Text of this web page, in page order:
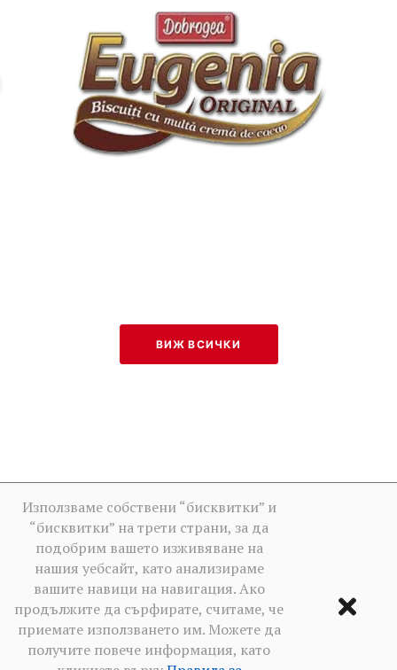
ВИЖ ВСИЧКИ
Използваме собствени “бисквитки” и
“бисквитки” на трети страни, за да
подобрим вашето изживяване на
нашия уебсайт, като анализираме
вашите навици на навигация. Ако
продължите да сърфирате, считаме, че
приемате използването им. Можете да
получите повече информация, като